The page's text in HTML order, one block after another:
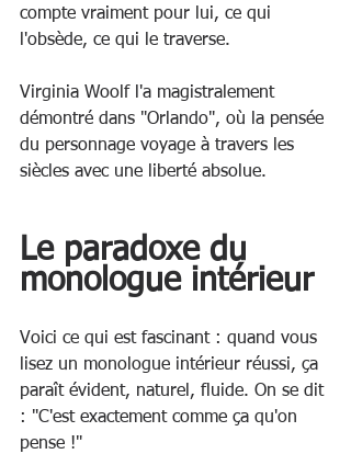
compte vraiment pour lui, ce qui
l'obsède, ce qui le traverse.
Virginia Woolf l'a magistralement
démontré dans "Orlando", où la pensée
du personnage voyage à travers les
siècles avec une liberté absolue.
Le paradoxe du
monologue intérieur
Voici ce qui est fascinant : quand vous
lisez un monologue intérieur réussi, ça
paraît évident, naturel, fluide. On se dit
: "C'est exactement comme ça qu'on
pense !"